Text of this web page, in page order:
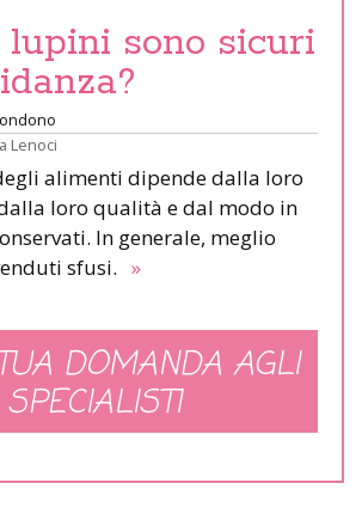
lupini sono sicuri
Lenoci
alimenti dipende dalla loro
loro qualità e dal modo in
In generale, meglio
sfusi. »
DOMANDA AGLI
SPECIALISTI